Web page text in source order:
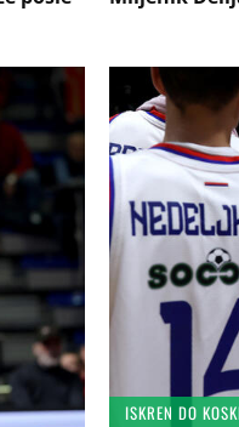
ISKREN DO